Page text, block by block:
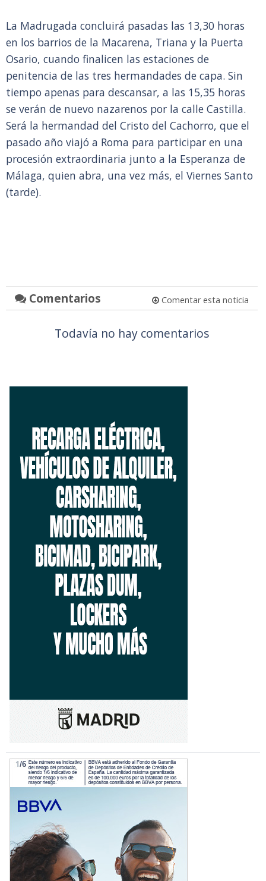
La Madrugada concluirá pasadas las 13,30 horas
en los barrios de la Macarena, Triana y la Puerta
Osario, cuando finalicen las estaciones de
penitencia de las tres hermandades de capa. Sin
tiempo apenas para descansar, a las 15,35 horas
se verán de nuevo nazarenos por la calle Castilla.
Será la hermandad del Cristo del Cachorro, que el
pasado año viajó a Roma para participar en una
procesión extraordinaria junto a la Esperanza de
Málaga, quien abra, una vez más, el Viernes Santo
(tarde).
Comentarios Comentar esta noticia
Todavía no hay comentarios